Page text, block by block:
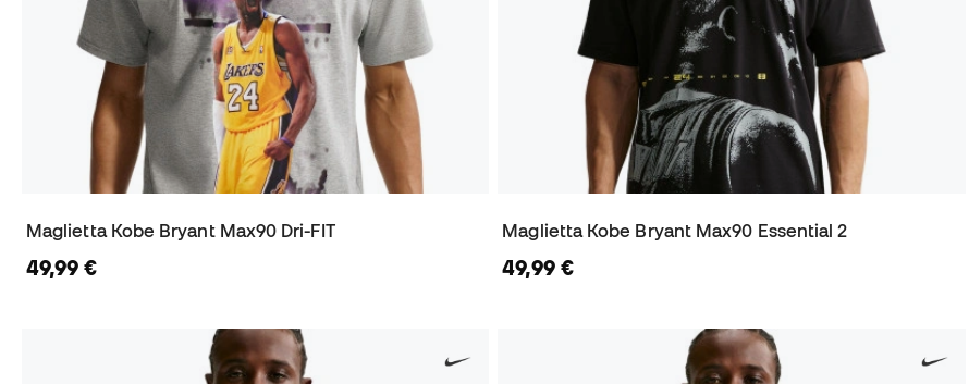
Maglietta Kobe Bryant Max90 Dri-FIT
49,99 €
Maglietta Kobe Bryant Max90 Essential 2
49,99 €